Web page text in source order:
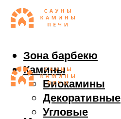
Зона барбекю
Камины
Биокамины
Декоративные
Угловые